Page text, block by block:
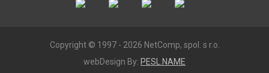
Copyright © 1997 - 2026 NetComp, spol. s r.o.
webDesign By: PESL.NAME